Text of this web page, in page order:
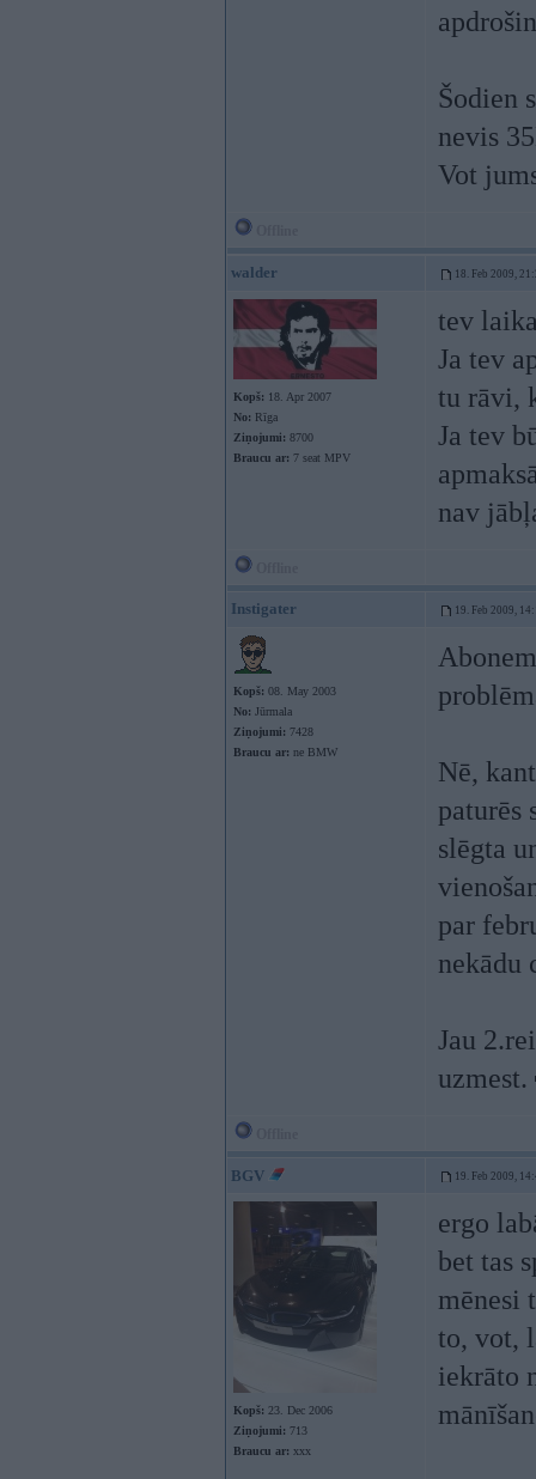
Šodien
nevis
Vot
walder 18. Feb 2009,
Kopš: 18. Apr 2007
No: Rīga
Ziņojumi: 8700
Braucu ar: 7 seat MPV
tev
Ja tev
tu rāvi,
Ja tev
nav
Instigater 19. Feb 2009,
Kopš: 08. May 2003
No: Jūrmala
Ziņojumi: 7428
Braucu ar: ne BMW
Nē,
paturēs
slēgta
par
nekādu
Jau
uzmest.
BGV 19. Feb 2009,
Kopš: 23. Dec 2006
Ziņojumi: 713
Braucu ar: xxx
ergo
bet tas
mēnesi
to, vot,
iekrāto